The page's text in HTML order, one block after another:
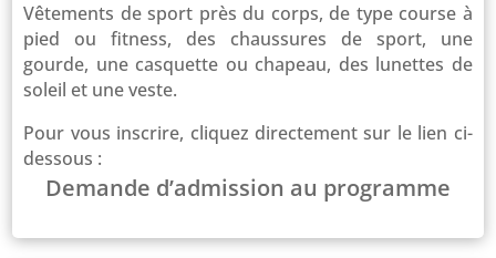
Vêtements de sport près du corps, de type course à
pied ou fitness, des chaussures de sport, une
gourde, une casquette ou chapeau, des lunettes de
soleil et une veste.
Pour vous inscrire, cliquez directement sur le lien ci-
dessous :
Demande d’admission au programme